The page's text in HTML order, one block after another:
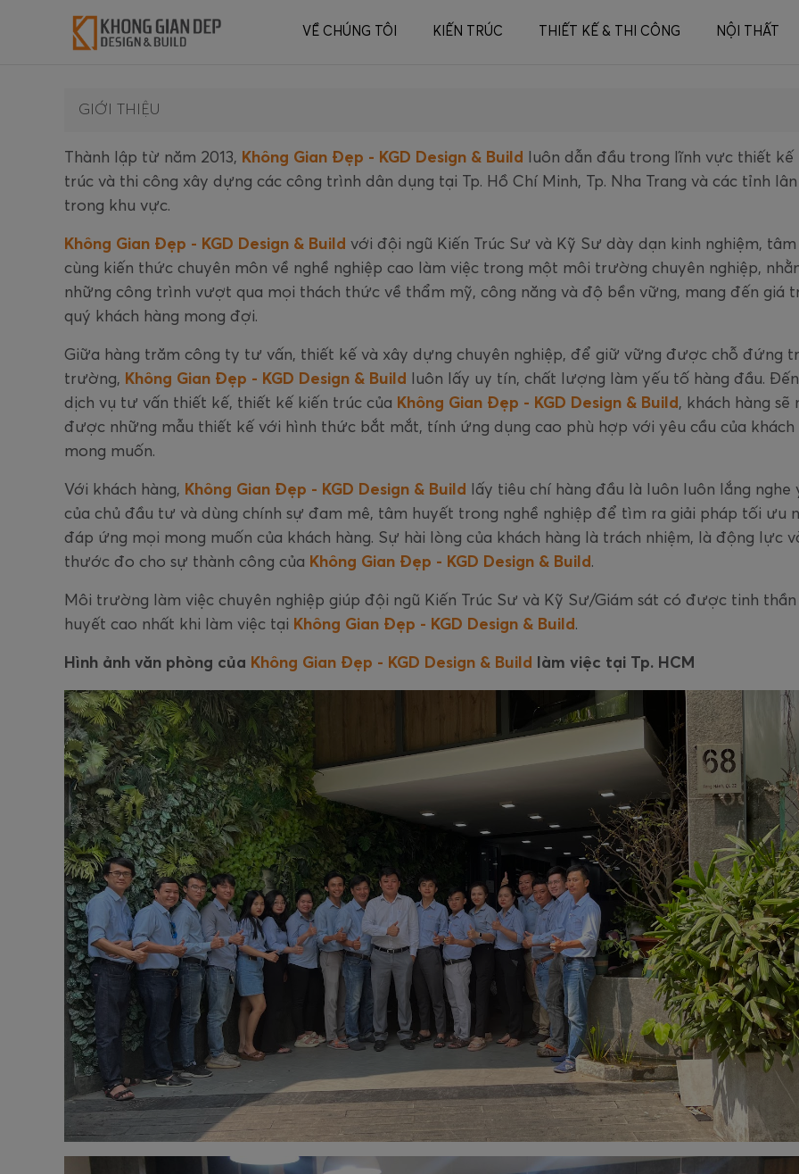
VỀ CHÚNG TÔI KIẾN TRÚC THIẾT KẾ & THI CÔNG NỘI THẤT
GIỚI THIỆU
Thành lập từ năm 2013, Không Gian Đẹp - KGD Design & Build
luôn dẫn đầu trong lĩnh vực thiết kế
trúc và thi công xây dựng các công trình dân dụng tại Tp. Hồ Chí Minh, Tp. Nha Trang và các tỉnh
trong khu vực.
Không Gian Đẹp - KGD Design & Build với đội ngũ Kiến Trúc Sư và Kỹ Sư dày dạn kinh nghiệm,
cùng kiến thức chuyên môn về nghề nghiệp cao làm việc trong một môi trường chuyên nghiệp,
những công trình vượt qua mọi thách thức về thẩm mỹ, công năng và độ bền vững, mang đến giá
quý khách hàng mong đợi.
Giữa hàng trăm công ty tư vấn, thiết kế và xây dựng chuyên nghiệp, để giữ vững được chỗ đứng
trường, Không Gian Đẹp - KGD Design & Build
luôn lấy uy tín, chất lượng làm yếu tố hàng đầu.
dịch vụ tư vấn thiết kế, thiết kế kiến trúc của Không Gian Đẹp - KGD Design & Build , khách hàng sẽ
được những mẫu thiết kế với hình thức bắt mắt, tính ứng dụng cao phù hợp với yêu cầu của khách
mong muốn.
Với khách hàng, Không Gian Đẹp - KGD Design & Build
lấy tiêu chí hàng đầu là luôn luôn lắng nghe
của chủ đầu tư và dùng chính sự đam mê, tâm huyết trong nghề nghiệp để tìm ra giải pháp tối ưu
đáp ứng mọi mong muốn của khách hàng. Sự hài lòng của khách hàng là trách nhiệm, là động lực
thước đo cho sự thành công của Không Gian Đẹp - KGD Design & Build .
Môi trường làm việc chuyên nghiệp giúp đội ngũ Kiến Trúc Sư và Kỹ Sư/Giám sát có được tinh
huyết cao nhất khi làm việc tại Không Gian Đẹp - KGD Design & Build .
Hình ảnh văn phòng của Không Gian Đẹp - KGD Design & Build làm việc tại Tp. HCM